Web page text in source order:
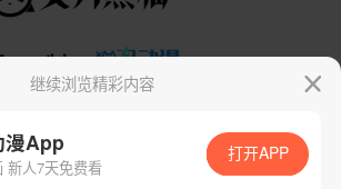
App免费看
继续浏览精彩内容
漫App
新人7天免费看
打开APP